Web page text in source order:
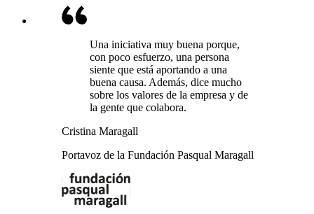
Una iniciativa muy buena porque,
con poco esfuerzo, una persona
siente que está aportando a una
buena causa. Además, dice mucho
sobre los valores de la empresa y de
la gente que colabora.
Cristina Maragall
Portavoz de la Fundación Pasqual Maragall